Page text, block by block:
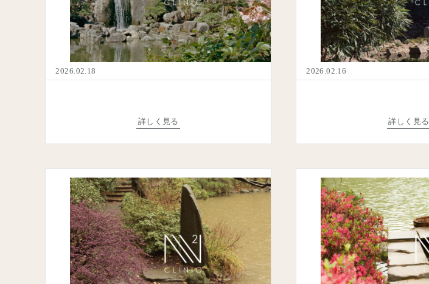
2026.02.18
詳しく見る
2026.02.16
詳しく見る